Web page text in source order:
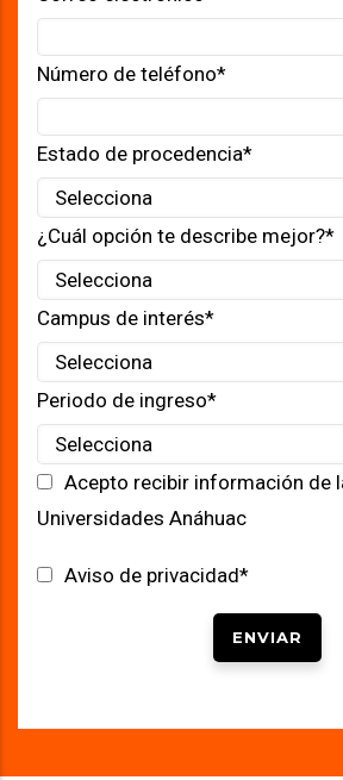
Número de teléfono*
Estado de procedencia*
¿Cuál opción te describe mejor?*
Campus de interés*
Periodo de ingreso*
Acepto recibir información de
Universidades Anáhuac
Aviso de privacidad*